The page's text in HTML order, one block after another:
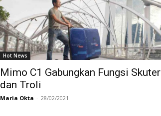
Hot News
Mimo C1 Gabungkan Fungsi Skuter
dan Troli
Maria Okta - 28/02/2021